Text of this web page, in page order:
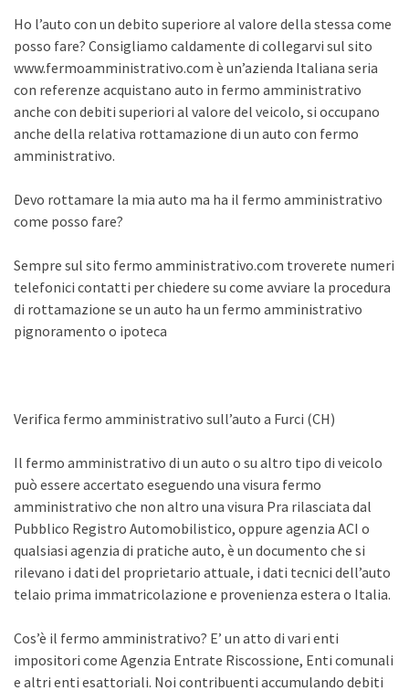
Ho l’auto con un debito superiore al valore della stessa come
posso fare? Consigliamo caldamente di collegarvi sul sito
www.fermoamministrativo.com è un’azienda Italiana seria
con referenze acquistano auto in fermo amministrativo
anche con debiti superiori al valore del veicolo, si occupano
anche della relativa rottamazione di un auto con fermo
amministrativo.
Devo rottamare la mia auto ma ha il fermo amministrativo
come posso fare?
Sempre sul sito fermo amministrativo.com troverete numeri
telefonici contatti per chiedere su come avviare la procedura
di rottamazione se un auto ha un fermo amministrativo
pignoramento o ipoteca
Verifica fermo amministrativo sull’auto a Furci (CH)
Il fermo amministrativo di un auto o su altro tipo di veicolo
può essere accertato eseguendo una visura fermo
amministrativo che non altro una visura Pra rilasciata dal
Pubblico Registro Automobilistico, oppure agenzia ACI o
qualsiasi agenzia di pratiche auto, è un documento che si
rilevano i dati del proprietario attuale, i dati tecnici dell’auto
telaio prima immatricolazione e provenienza estera o Italia.
Cos’è il fermo amministrativo? E’ un atto di vari enti
impositori come Agenzia Entrate Riscossione, Enti comunali
e altri enti esattoriali. Noi contribuenti accumulando debiti